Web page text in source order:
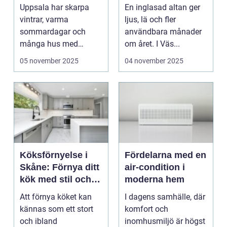
komfort året runt
Uppsala har skarpa
vintrar, varma
sommardagar och
många hus med
elvärme. I den mixen
05 november 2025
extra rum
En inglasad altan ger
ljus, lä och fler
användbara månader
om året. I Väs...
04 november 2025
Köksförnyelse i
Skåne: Förnya ditt
kök med stil och
hållbarhet
Att förnya köket kan
kännas som ett stort
och ibland
Fördelarna med en
air-condition i
moderna hem
I dagens samhälle, där
komfort och
inomhusmiljö är högst